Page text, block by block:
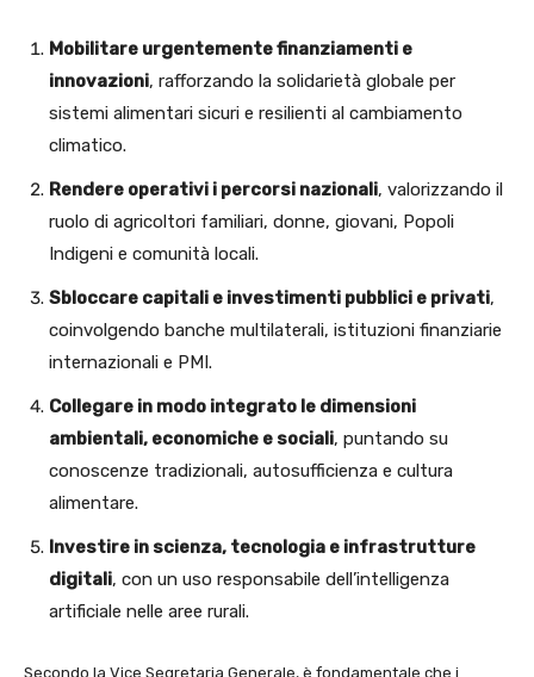
Mobilitare urgentemente finanziamenti e
innovazioni, rafforzando la solidarietà globale per
sistemi alimentari sicuri e resilienti al cambiamento
climatico.
Rendere operativi i percorsi nazionali, valorizzando il
ruolo di agricoltori familiari, donne, giovani, Popoli
Indigeni e comunità locali.
Sbloccare capitali e investimenti pubblici e privati,
coinvolgendo banche multilaterali, istituzioni finanziarie
internazionali e PMI.
Collegare in modo integrato le dimensioni
ambientali, economiche e sociali, puntando su
conoscenze tradizionali, autosufficienza e cultura
alimentare.
Investire in scienza, tecnologia e infrastrutture
digitali, con un uso responsabile dell’intelligenza
artificiale nelle aree rurali.
Secondo la Vice Segretaria Generale, è fondamentale che i